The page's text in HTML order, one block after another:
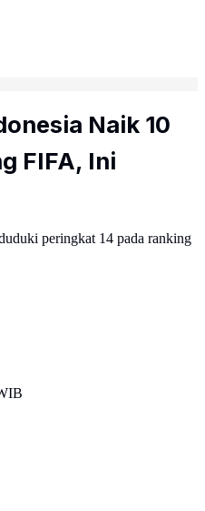
Naik 10
FIFA, Ini
peringkat 14 pada ranking